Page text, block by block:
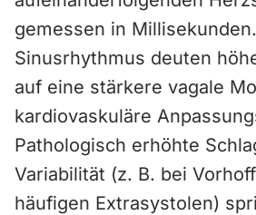
gemessen in
Sinusrhythmus deuten
auf eine stärkere vagale
kardiovaskuläre
Pathologisch erhöhte
Variabilität (z. B. bei
häufigen Extrasystolen)